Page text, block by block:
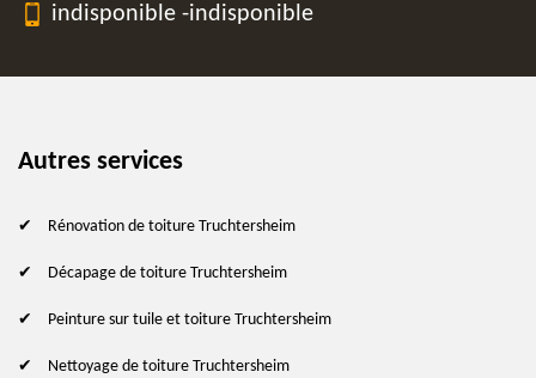
indisponible -indisponible
Autres services
Rénovation de toiture Truchtersheim
Décapage de toiture Truchtersheim
Peinture sur tuile et toiture Truchtersheim
Nettoyage de toiture Truchtersheim